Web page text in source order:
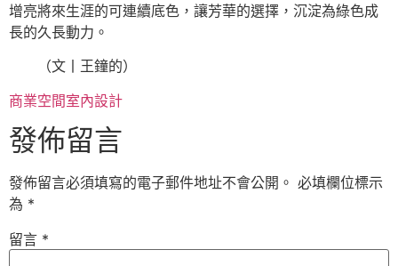
增亮將來生涯的可連續底色，讓芳華的選擇，沉淀為綠色成
長的久長動力。
（文丨王鐘的）
商業空間室內設計
發佈留言
發佈留言必須填寫的電子郵件地址不會公開。 必填欄位標示
為 *
留言 *